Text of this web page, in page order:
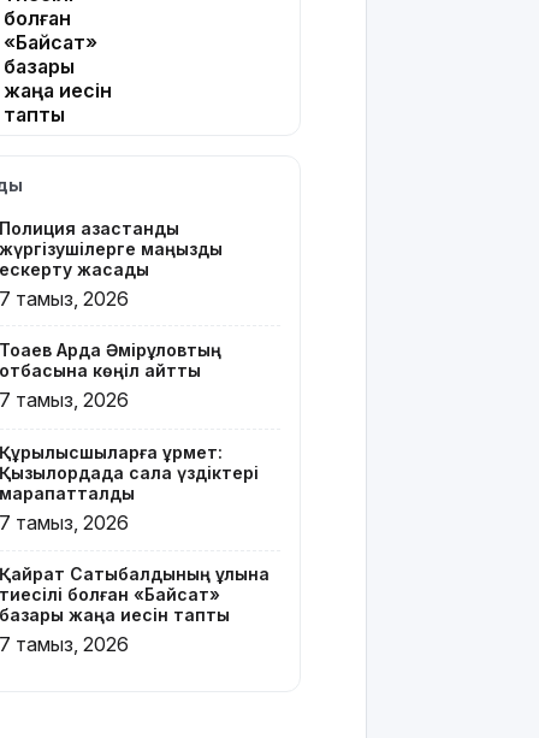
болған
«Байсат»
базары
жаңа иесін
тапты
Z белгісі
киген
жолаушы
қызу талқыға
түсті
Президент
Солтүстік
Қазақстан
90
жылдығымен
құттықтады
алаяқтығының
жаңа түрі
туралы
ескерту
Полиция қазақстандық
жүргізушілерге маңызды
ескерту жасады
7 тамыз, 2026
Тоқаев Ардақ Әмірқұловтың
отбасына көңіл айтты
7 тамыз, 2026
Құрылысшыларға құрмет:
Қызылордада сала үздіктері
марапатталды
7 тамыз, 2026
Қайрат Сатыбалдының ұлына
тиесілі болған «Байсат»
базары жаңа иесін тапты
7 тамыз, 2026